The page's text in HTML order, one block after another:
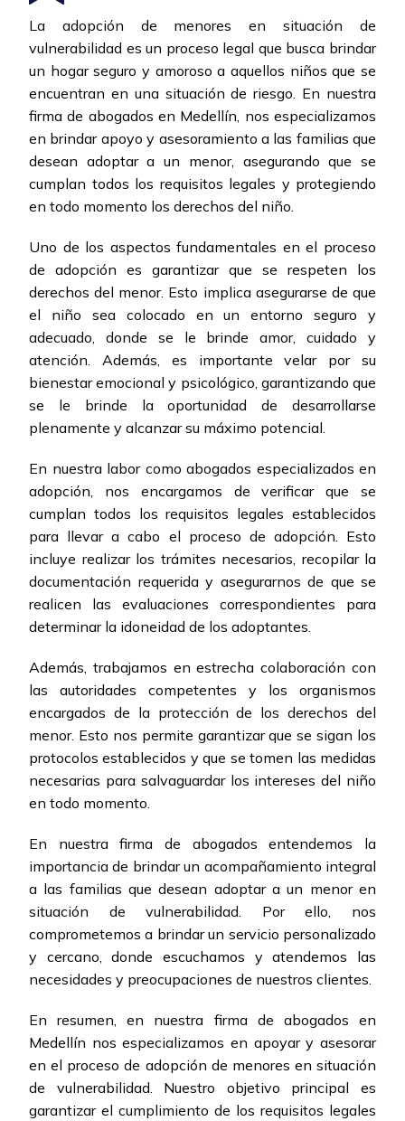
La adopción de menores en situación de
vulnerabilidad es un proceso legal que busca brindar
un hogar seguro y amoroso a aquellos niños que se
encuentran en una situación de riesgo. En nuestra
firma de abogados en Medellín, nos especializamos
en brindar apoyo y asesoramiento a las familias que
desean adoptar a un menor, asegurando que se
cumplan todos los requisitos legales y protegiendo
en todo momento los derechos del niño.
Uno de los aspectos fundamentales en el proceso
de adopción es garantizar que se respeten los
derechos del menor. Esto implica asegurarse de que
el niño sea colocado en un entorno seguro y
adecuado, donde se le brinde amor, cuidado y
atención. Además, es importante velar por su
bienestar emocional y psicológico, garantizando que
se le brinde la oportunidad de desarrollarse
plenamente y alcanzar su máximo potencial.
En nuestra labor como abogados especializados en
adopción, nos encargamos de verificar que se
cumplan todos los requisitos legales establecidos
para llevar a cabo el proceso de adopción. Esto
incluye realizar los trámites necesarios, recopilar la
documentación requerida y asegurarnos de que se
realicen las evaluaciones correspondientes para
determinar la idoneidad de los adoptantes.
Además, trabajamos en estrecha colaboración con
las autoridades competentes y los organismos
encargados de la protección de los derechos del
menor. Esto nos permite garantizar que se sigan los
protocolos establecidos y que se tomen las medidas
necesarias para salvaguardar los intereses del niño
en todo momento.
En nuestra firma de abogados entendemos la
importancia de brindar un acompañamiento integral
a las familias que desean adoptar a un menor en
situación de vulnerabilidad. Por ello, nos
comprometemos a brindar un servicio personalizado
y cercano, donde escuchamos y atendemos las
necesidades y preocupaciones de nuestros clientes.
En resumen, en nuestra firma de abogados en
Medellín nos especializamos en apoyar y asesorar
en el proceso de adopción de menores en situación
de vulnerabilidad. Nuestro objetivo principal es
garantizar el cumplimiento de los requisitos legales